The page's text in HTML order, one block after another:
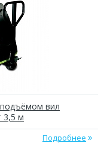
вил
3,5 м
Подробнее